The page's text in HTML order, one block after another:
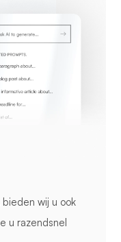
wij u ook
u razendsnel